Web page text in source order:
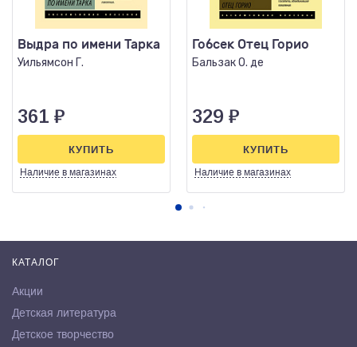
Выдра по имени Тарка
Уильямсон Г.
361 ₽
Наличие в магазинах
КУПИТЬ
Гобсек Отец Горио
Бальзак О. де
329 ₽
Наличие в магазинах
КУПИТЬ
КАТАЛОГ
Акции
Детская литература
Детское творчество